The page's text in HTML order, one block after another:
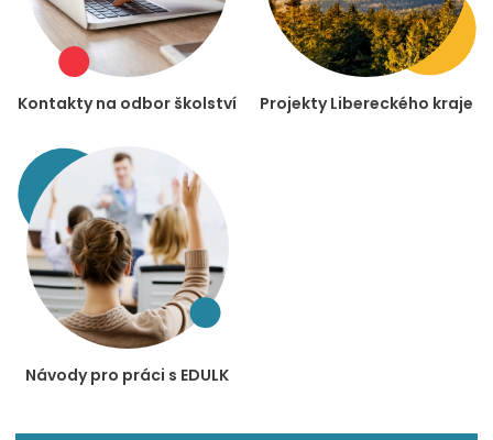
Kontakty na odbor školství Projekty Libereckého kraje
Návody pro práci s EDULK